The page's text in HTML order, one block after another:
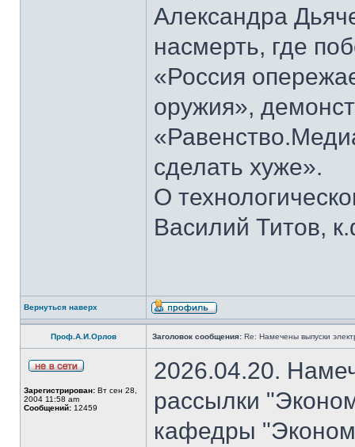
Александра
насмерть, где
«Россия
оружия»,
сделать хуже».
О
Василий Титов,
Вернуться наверх
Проф.А.И.Орлов Заголовок сообщения: Re: Намечены выпуски
Зарегистрирован: Вт сен 28,
2004 11:58 am
Сообщений: 12459
2026.04.20.
рассылки
кафедры